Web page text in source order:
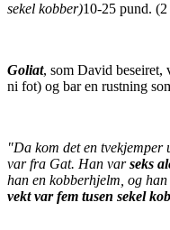
sekel kobber)10-25 pund.
Goliat, som David beseiret,
ni fot) og bar en rustning
"Da kom det en
var fra Gat. Han varseks
han en kobberhjelm, og
vekt var fem tusen sekel